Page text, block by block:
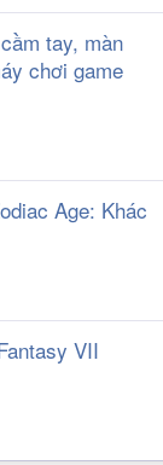
tay, màn
chơi game
Age: Khác
VII